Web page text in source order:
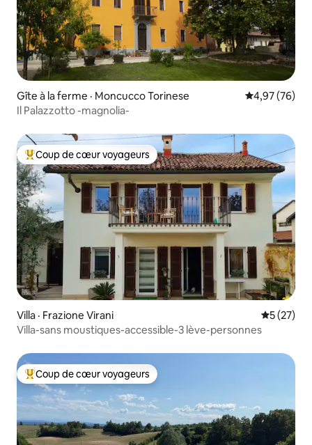
Gîte à la ferme · Moncucco Torinese Note
4,97 (76)
Il Palazzotto -magnolia-
Coup de cœur voyageurs parmi les plus aimés
Coup de cœur voyageurs
Villa · Frazione Virani Note
5 (27)
Villa-sans moustiques-accessible-3 lève-personnes
Coup de cœur voyageurs parmi les plus aimés
Coup de cœur voyageurs